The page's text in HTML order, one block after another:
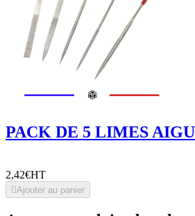
PACK DE 5 LIMES
2,42€HT
Ajouter au panier